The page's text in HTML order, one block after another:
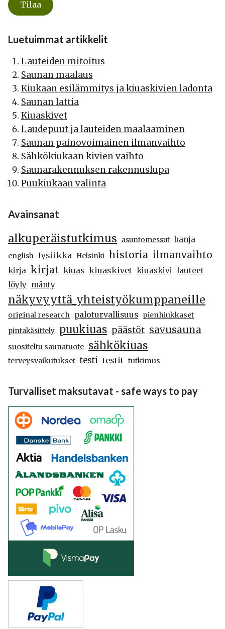
Luetuimmat artikkelit
Lauteiden mitoitus
Saunan maalaus
Kiukaan esilämmitys ja kiuaskivien ladonta
Saunan lattia
Kiuaskivet
Laudepuut ja lauteiden maalaaminen
Saunan painovoimainen ilmanvaihto
Sähkökiukaan kivien vaihto
Saunarakennuksen rakennuslupa
Puukiukaan valinta
Avainsanat
alkuperäistutkimus asuntomessut banja
english fysiikka Helsinki historia ilmanvaihto
kirja kirjat kiuas kiuaskivet kiuaskivi lauteet
löyly mänty
näkyvyyttä_yhteistyökumppaneille
original research paloturvallisuus pienhiukkaset
pintakäsittely puukiuas päästöt savusauna
suositeltu saunatuote sähkökiuas
terveysvaikutukset testi testit tutkimus
Turvalliset maksutavat - safe ways to pay